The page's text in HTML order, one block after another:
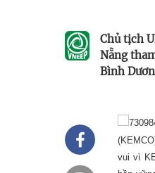
Chủ tịch
Nẵng
Bình
vui vì